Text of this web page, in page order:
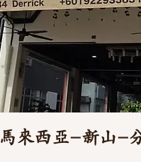
馬來西亞-新山-